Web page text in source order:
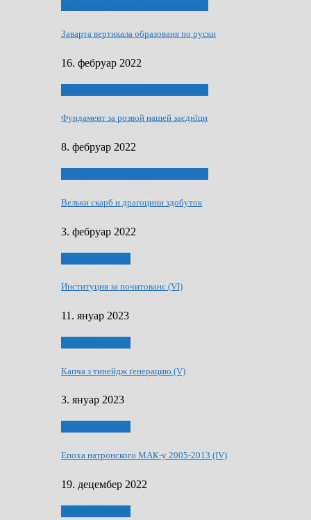
Заварта вертикала образованя по руски
16. фебруар 2022
Фундамент за розвой нашей заєднїци
8. фебруар 2022
Вельки скарб и драгоцини здобуток
3. фебруар 2022
Институция за почитованє (VI)
11. януар 2023
Капча з тинейдж ґенерацию (V)
3. януар 2023
Епоха натронского МАК-у 2005-2013 (IV)
19. децембер 2022